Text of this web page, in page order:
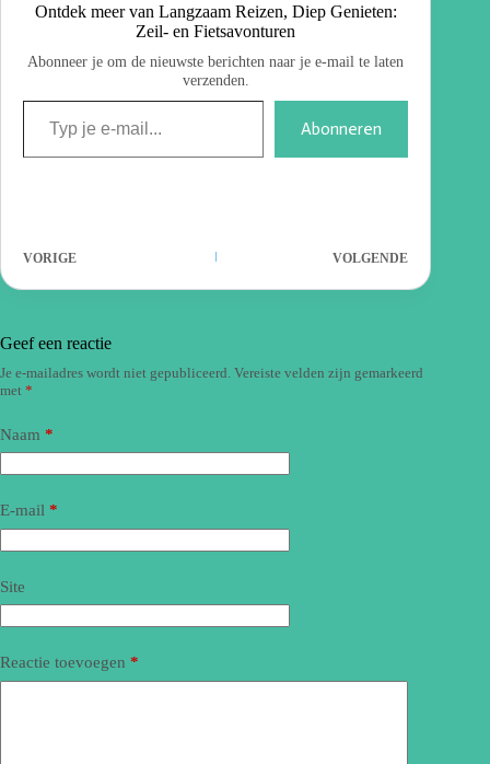
Ontdek meer van Langzaam Reizen, Diep Genieten:
Zeil- en Fietsavonturen
Abonneer je om de nieuwste berichten naar je e-mail te laten
verzenden.
Abonneren
VORIGE VOLGENDE
Geef een reactie
Je e-mailadres wordt niet gepubliceerd. Vereiste velden zijn gemarkeerd
met *
Naam *
E-mail *
Site
Reactie toevoegen *